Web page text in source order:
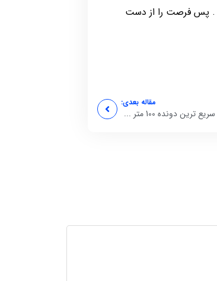
. پس فرصت را از دست
مقاله بعدی:
سریع ترین دونده 100 متر ...